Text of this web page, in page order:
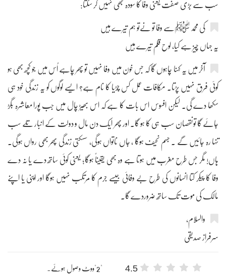
سب سے بڑی صفت یعنی وفا کا سودہ کبھی نہیں کر سکتا:
کی محمد ﷺسے وفا تو نےتو ہم تیرے ہیں
یہ جہاں چیز ہے کیا، لوح قلم تیرے ہیں
آخر میں یہ کہنا چاہوں گا کہ جس خون میں وفا نہیں تو پھر چاہے اُس میں جو کچھ بھی ہو
کوئی فرق نہیں پڑتا۔ مکافات عمل کس چڑیا کا نام ہے؟ ایسے لوگوں کو یہ زندگی خود ہی
سکھا دے گی۔ لیکن افسوس اس بات کا ہے کہ اس بھیڑ چال میں جب پورا معاشرہ بگڑ
جائے گا تونقصان سب ہی کا ہو گا۔ اور پھر ایک دن مال و دولت کے انبار تلے سب
تنہا رہ جائیں گے ۔ جسم نحیف ہوگا ، جاں ناتواں ہوگی، سسکتی زندگی پھر بھی رواں ہوگی۔
ہاں! مگر جس طرح مغرب میں ہوتا ہے وہ بھی یقیناً ہوگا؛ یعنی کوئی ساتھ دے یا نہ دے
وفا کا پیکر کتا انسانوں کی طرح بے وفائی جیسے جرم کا مرتکب نہیں ہوگا اور اپنی یا اپنے
مالک کی موت تک ساتھ ضروردے گا۔
والسلام،
سرفراز صدیقی
4.5 "2"ووٹ وصول ہوئے۔